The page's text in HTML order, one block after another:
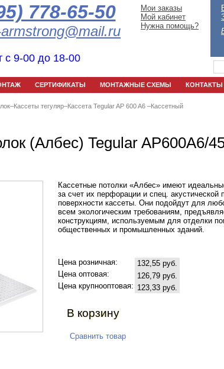
778-65-50
с 9-00 до 18-00
СЕРТИФИКАТЫ МОНТАЖНЫЕ СХЕМЫ КОНТАКТЫ
Мои заказы
Мой кабинет
Нужна помощь?
–Кассеты тегуляр–Кассета Tegular AP 600 A6 –Кассетный
(Албес) Tegular AP600A6/
Кассетные потолки «Албес» имеют
за счет их перфорации и спец. акустической
поверхности кассеты. Они подойдут для
всем экологическим требованиям,
конструкциям, используемым для отделки
общественных и промышленных зданий.
Цена розничная:
132,55 руб.
Цена оптовая:
126,79 руб.
Цена крупнооптовая: 123,33 руб.
В корзину
Сравнить товар